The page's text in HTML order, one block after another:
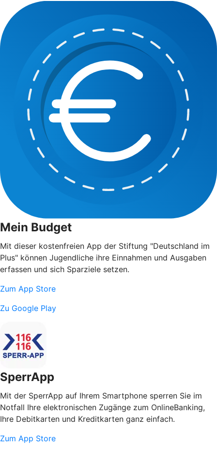
Mein Budget
Mit dieser kostenfreien App der Stiftung "Deutschland im
Plus" können Jugendliche ihre Einnahmen und Ausgaben
erfassen und sich Sparziele setzen.
Zum App Store
Zu Google Play
SperrApp
Mit der SperrApp auf Ihrem Smartphone sperren Sie im
Notfall Ihre elektronischen Zugänge zum OnlineBanking,
Ihre Debitkarten und Kreditkarten ganz einfach.
Zum App Store